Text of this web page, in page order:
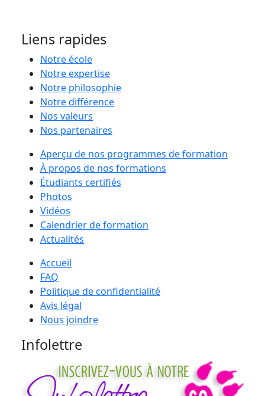
Liens rapides
Notre école
Notre expertise
Notre philosophie
Notre différence
Nos valeurs
Nos partenaires
Aperçu de nos programmes de formation
À propos de nos formations
Étudiants certifiés
Photos
Vidéos
Calendrier de formation
Actualités
Accueil
FAQ
Politique de confidentialité
Avis légal
Nous joindre
Infolettre